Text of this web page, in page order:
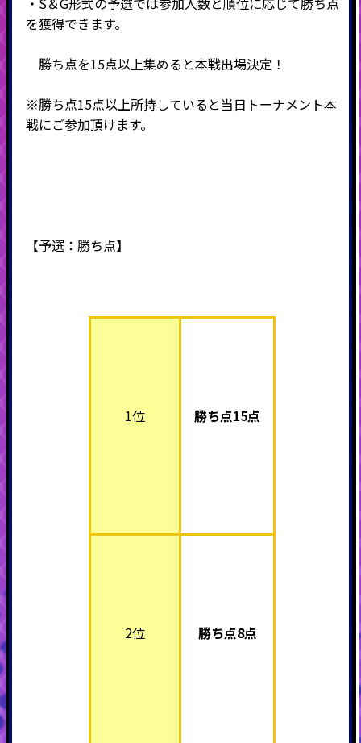
を獲得できます。
勝ち点を15点以上集めると本戦出場決定！
※勝ち点15点以上所持していると当日トーナメント本
戦にご参加頂けます。
【予選：勝ち点】
1位 勝ち点15点
2位 勝ち点8点